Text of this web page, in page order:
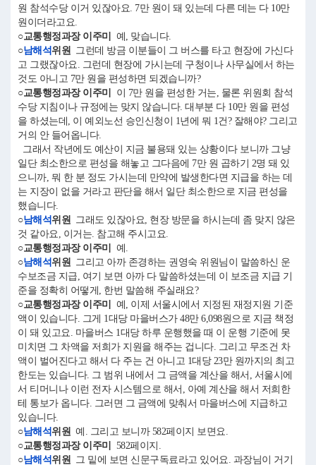
원 참석수당 이거 있잖아요. 7만 원이 돼 있는데 다른 데는 다 10만
원이더라고요.
○교통행정과장 이주미
예, 맞습니다.
○남해석 위원 그런데 방금 이분들이 그 버스를 타고 현장에 가신다
고 그랬잖아요. 그런데 현장에 가시는데 구청이나 사무실에서 하는
것도 아니고 7만 원을 편성하면 되겠습니까?
○교통행정과장 이주미
이 7만 원을 편성한 거는, 물론 위원회 참석
수당 지침이나 규정에는 맞지 않습니다. 대부분 다 10만 원을 편성
을 하셨는데, 이 예외노선 승인신청이 1년에 뭐 1건? 잘해야? 그리고
거의 안 들어옵니다.
그래서 작년에도 예산이 지금 불용돼 있는 상황이다 보니까 그냥
일단 최소한으로 편성을 해놓고 그다음에 7만 원 곱하기 2명 돼 있
으니까, 뭐 한 분 정도 가시는데 만약에 발생한다면 지급을 하는 데
는 지장이 없을 거라고 판단을 해서 일단 최소한으로 지금 편성을
했습니다.
○남해석 위원 그래도 있잖아요, 현장 방문을 하시는데 좀 맞지 않은
것 같아요, 이거는. 참고해 주시고요.
○교통행정과장 이주미
예.
○남해석 위원 그리고 아까 존경하는 권영숙 위원님이 말씀하신 운
수보조금 지급, 여기 보면 아까 다 말씀하셨는데 이 보조금 지급 기
준을 정확히 어떻게, 한번 말씀해 주실래요?
○교통행정과장 이주미
예, 이제 서울시에서 지정된 재정지원 기준
액이 있습니다. 그게 1대당 마을버스가 48만 6,098원으로 지금 책정
이 돼 있고요. 마을버스 1대당 하루 운행했을 때 이 운행 기준에 못
미치면 그 차액을 저희가 지원을 해주는 겁니다. 그리고 무조건 차
액이 벌어진다고 해서 다 주는 건 아니고 1대당 23만 원까지의 최고
한도는 있습니다. 그 범위 내에서 그 금액을 계산을 해서, 서울시에
서 티머니나 이런 전자 시스템으로 해서, 아예 계산을 해서 저희한
테 통보가 옵니다. 그러면 그 금액에 맞춰서 마을버스에 지급하고
있습니다.
○남해석 위원 예. 그리고 보니까 582페이지 보면요.
○교통행정과장 이주미
582페이지.
○남해석 위원 그 밑에 보면 신문구독료라고 있어요. 과장님이 거기